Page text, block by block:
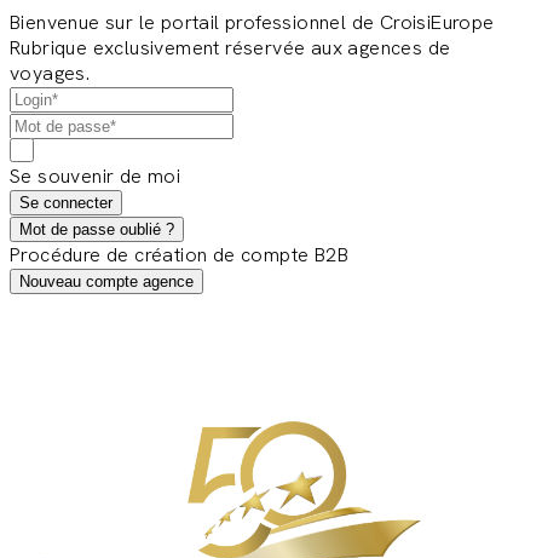
Bienvenue sur le portail professionnel de CroisiEurope
Rubrique exclusivement réservée aux agences de
voyages.
Se souvenir de moi
Se connecter
Mot de passe oublié ?
Procédure de création de compte B2B
Nouveau compte agence